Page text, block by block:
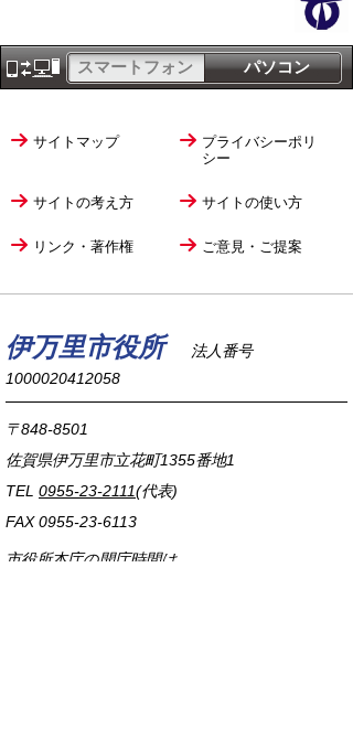
パソコン
スマートフォン
サイトマップ
プライバシーポリ
シー
サイトの考え方 サイトの使い方
リンク・著作権 ご意見・ご提案
伊万里市役所
法人番号
1000020412058
〒848-8501
佐賀県伊万里市立花町1355番地1
TEL 0955-23-2111(代表)
FAX 0955-23-6113
市役所本庁の開庁時間は